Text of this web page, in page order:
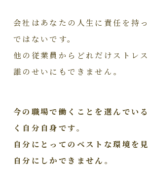
会社はあなたの人生に責任を持
ではないです。
他の従業員からどれだけストレ
誰のせいにもできません。
今の職場で働くことを選んでい
く自分自身です。
自分にとってのベストな環境を
自分にしかできません。